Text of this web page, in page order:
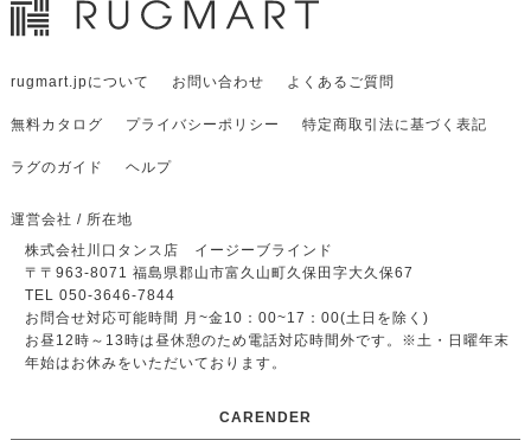
rugmart.jpについて お問い合わせ よくあるご質問
無料カタログ プライバシーポリシー 特定商取引法に基づく表記
ラグのガイド ヘルプ
運営会社 / 所在地
株式会社川口タンス店 イージーブラインド
〒 〒963-8071 福島県郡山市富久山町久保田字大久保67
TEL 050-3646-7844
お問合せ対応可能時間 月~金10：00~17：00(土日を除く)
お昼12時～13時は昼休憩のため電話対応時間外です。 ※土・日曜年末
年始はお休みをいただいております。
CARENDER